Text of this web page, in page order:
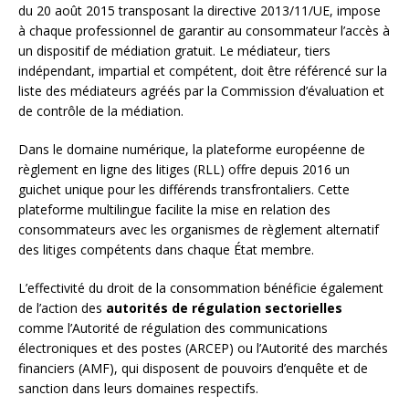
du 20 août 2015 transposant la directive 2013/11/UE, impose
à chaque professionnel de garantir au consommateur l’accès à
un dispositif de médiation gratuit. Le médiateur, tiers
indépendant, impartial et compétent, doit être référencé sur la
liste des médiateurs agréés par la Commission d’évaluation et
de contrôle de la médiation.
Dans le domaine numérique, la plateforme européenne de
règlement en ligne des litiges (RLL) offre depuis 2016 un
guichet unique pour les différends transfrontaliers. Cette
plateforme multilingue facilite la mise en relation des
consommateurs avec les organismes de règlement alternatif
des litiges compétents dans chaque État membre.
L’effectivité du droit de la consommation bénéficie également
de l’action des autorités de régulation sectorielles
comme l’Autorité de régulation des communications
électroniques et des postes (ARCEP) ou l’Autorité des marchés
financiers (AMF), qui disposent de pouvoirs d’enquête et de
sanction dans leurs domaines respectifs.